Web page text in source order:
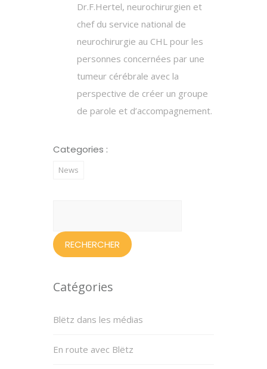
Dr.F.Hertel, neurochirurgien et
chef du service national de
neurochirurgie au CHL pour les
personnes concernées par une
tumeur cérébrale avec la
perspective de créer un groupe
de parole et d’accompagnement.
Categories :
News
Catégories
Blëtz dans les médias
En route avec Blëtz